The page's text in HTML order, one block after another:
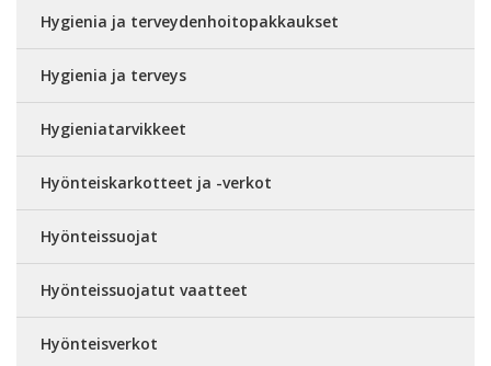
Hygienia ja terveydenhoitopakkaukset
Hygienia ja terveys
Hygieniatarvikkeet
Hyönteiskarkotteet ja -verkot
Hyönteissuojat
Hyönteissuojatut vaatteet
Hyönteisverkot